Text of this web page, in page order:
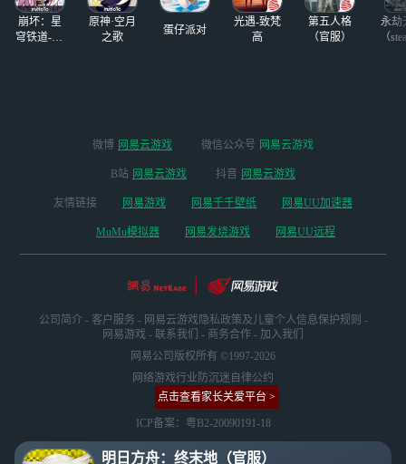
明日方舟：终末地（官服）
多玩家都想体验最
高配置的《明日方
舟：终末地》，却
可以随时随地畅玩
《明日方舟：终末
崩坏：星
穹铁道-4.4
原神·空月
之歌
蛋仔派对
光遇-致梵
高
第五人格
（官服）
永劫
（
微博 网易云游戏 微信公众号 网易云游戏
B站 网易云游戏 抖音 网易云游戏
友情链接 网易游戏 网易千千壁纸 网易UU加速器
MuMu模拟器 网易发烧游戏 网易UU远程
公司简介 - 客户服务 - 网易云游戏隐私政策及儿童个人信息保护规则 -
网易游戏 - 联系我们 - 商务合作 - 加入我们
网易公司版权所有 ©1997-2026
网络游戏行业防沉迷自律公约
点击查看家长关爱平台 >
ICP备案：粤B2-20090191-18